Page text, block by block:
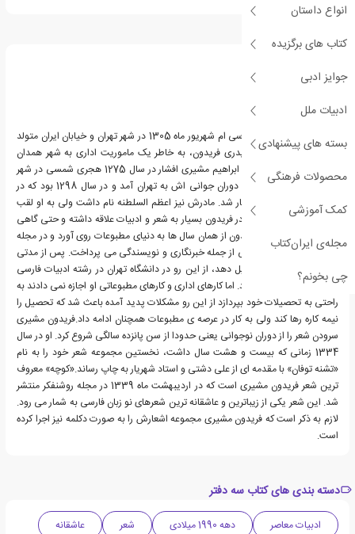
انواع داستان
کتاب های برگزیده
جوایز ادبی
ادبیات ملل
بسته های پیشنهادی
محصولات فرهنگی
کمک آموزشی
مجله‌ی ایران‌کتاب
چی بخونم؟
درباره فریدون مشیری
فریدون مشیری در تاریخ سی ام شهریور ماه 1305 در شهر تهران و خیابان ایران متولد
شد. از آن جایی که جد پدری فریدون، به خاطر یک ماموریت اداری به شهر همدان
مهاجرت کرده بود، پدرش ابراهیم مشیری افشار در سال 1275 هجری شمسی در شهر
همدان به دنیا آمد اما در دوران جوانی اش به تهران آمد و در سال 1298 بود که در
وزارت پست مشغول به کار شد. مادرش نیز اعظم السلطنه نام داشت ولی به او لقب
خورشید را داده بودند. مادر فریدون بسیار به شعر و ادبیات علاقه داشته و حتی گاهی
شعر می سروده است.فریدون از همان سال ها به دنیای مطبوعات روی آورد و در مجله
ها و روزنامه ها به کارهایی از جمله خبرنگاری و نویسندگی می پرداخت. پس از مدتی
تصمیم گرفت ادامه تحصیل دهد، از این رو در دانشگاه تهران در رشته ادبیات فارسی
تحصیلات خود را ادامه داد. اما کارهای اداری و کارهای مطبوعاتی او اجازه نمی دادند به
راحتی به تحصیلات خود بپردازد از این رو مشکلات پدید آمده باعث شد که تحصیل را
نیمه کاره رها کند ولی به کار در عرصه ی مطبوعات همچنان ادامه داد.فریدون مشیری
سرودن شعر را از دوران نوجوانی یعنی حدودا از سن پانزده سالگی شروع کرد. او در سال
1334 زمانی که بیست و هشت سال داشت، نخستین مجموعه شعر خود را به نام
«تشنه توفان» با مقدمه ای از علی دشتی و استاد شهریار به چاپ رساند.«کوچه» معروف
ترین شعر فریدون مشیری است که در اردیبهشت ماه 1339 در مجله روشنفکر منتشر
شد. این شعر یکی از زیباترین و عاشقانه ترین شعرهای نو زبان فارسی به شمار می رود.
لازم به ذکر است که فریدون مشیری مجموعه اشعارش را به صورت دکلمه نیز اجرا کرده
است.
دسته بندی های کتاب سه دفتر
ادبیات معاصر دهه 1990 میلادی شعر
عاشقانه